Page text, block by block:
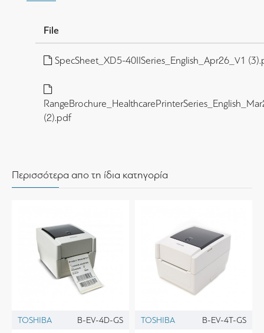
File
SpecSheet_XD5-40IISeries_English_Apr26_V1
(2).pdf
Περισσότερα απο τη ίδια κατηγορία
TOSHIBA B-EV-4D-GS TOSHIBA B-EV-4T-GS